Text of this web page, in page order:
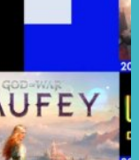
vez en
cuentan